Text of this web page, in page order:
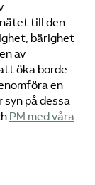
till den
bärighet
av
öka borde
en
på dessa
PM med våra